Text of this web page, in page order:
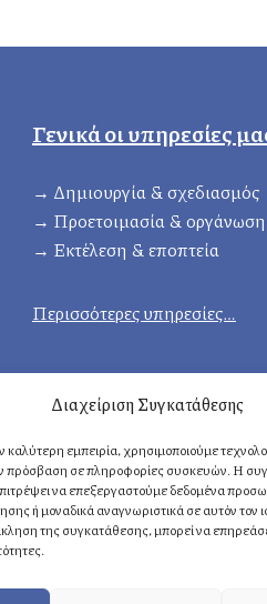
Διαχείριση Συγκατάθεσης
εμπειρία, χρησιμοποιούμε
πρόσβαση σε πληροφορίες συσκευών. Η
να επεξεργαστούμε δεδομένα
ή μοναδικά αναγνωριστικά σε αυτόν τον
της συγκατάθεσης, μπορεί να
Γενικά οι υπηρεσίες
→ Δημιουργία & σχεδιασμός
→ Προετοιμασία & οργάνωση
→ Eκτέλεση & εποπτεία
Περισσότερες υπηρεσίες…